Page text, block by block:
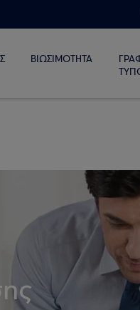
ΒΙΩΣΙΜΟΤΗΤΑ